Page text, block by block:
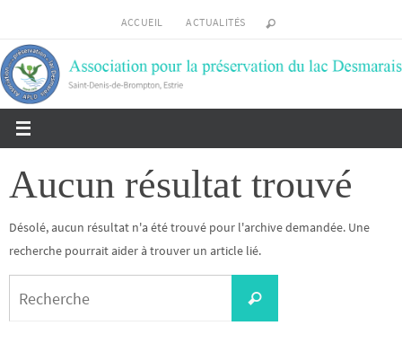
le
contenu
ACCUEIL ACTUALITÉS
Aucun résultat trouvé
Désolé, aucun résultat n'a été trouvé pour l'archive demandée. Une
recherche pourrait aider à trouver un article lié.
Recherche